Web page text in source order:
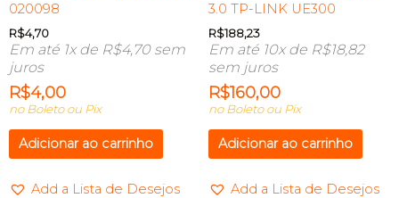
020098
R$4,70
Em até 1x de R$4,70sem
juros
R$4,00
no Boleto ou Pix
Adicionar ao carrinho
Add a Lista de Desejos
3.0 TP-LINK UE300
R$188,23
Em até 10x de R$18,82
sem juros
R$160,00
no Boleto ou Pix
Adicionar ao carrinho
Add a Lista de Desejos